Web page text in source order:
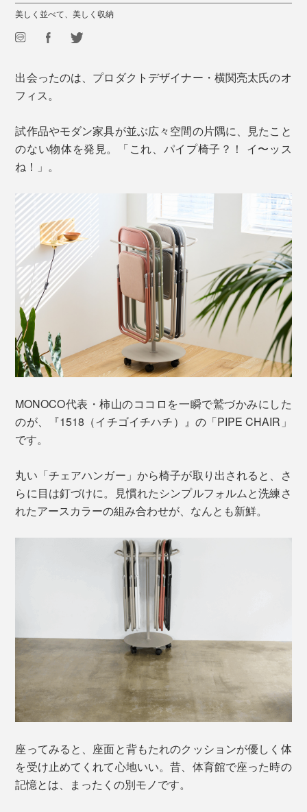
美しく並べて、美しく収納
出会ったのは、プロダクトデザイナー・横関亮太氏のオ
フィス。
試作品やモダン家具が並ぶ広々空間の片隅に、見たこと
のない物体を発見。「これ、パイプ椅子？！ イ〜ッス
ね！」。
MONOCO代表・柿山のココロを一瞬で鷲づかみにした
のが、『1518（イチゴイチハチ）』の「PIPE CHAIR」
です。
丸い「チェアハンガー」から椅子が取り出されると、さ
らに目は釘づけに。見慣れたシンプルフォルムと洗練さ
れたアースカラーの組み合わせが、なんとも新鮮。
座ってみると、座面と背もたれのクッションが優しく体
を受け止めてくれて心地いい。昔、体育館で座った時の
記憶とは、まったくの別モノです。